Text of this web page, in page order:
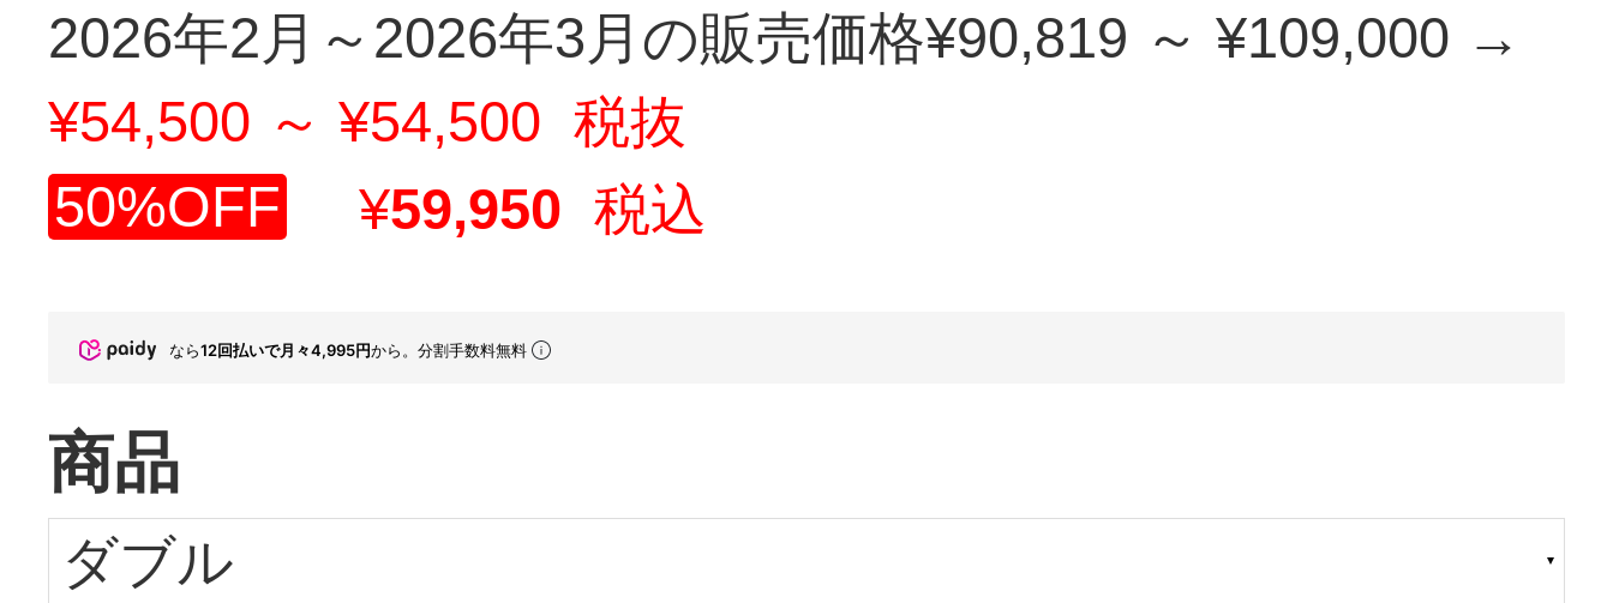
2026年2月～2026年3月の販売価格¥90,819 ～ ¥109,000 →
¥54,500 ～ ¥54,500 税抜
50%OFF
¥59,950 税込
なら12回払いで月々4,995円から。分割手数料無料
商品
ダブル